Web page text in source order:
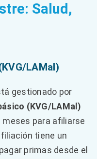
Salud,
LAMal)
gestionado por
(KVG/LAMal)
meses para afiliarse
tiene un
primas desde el